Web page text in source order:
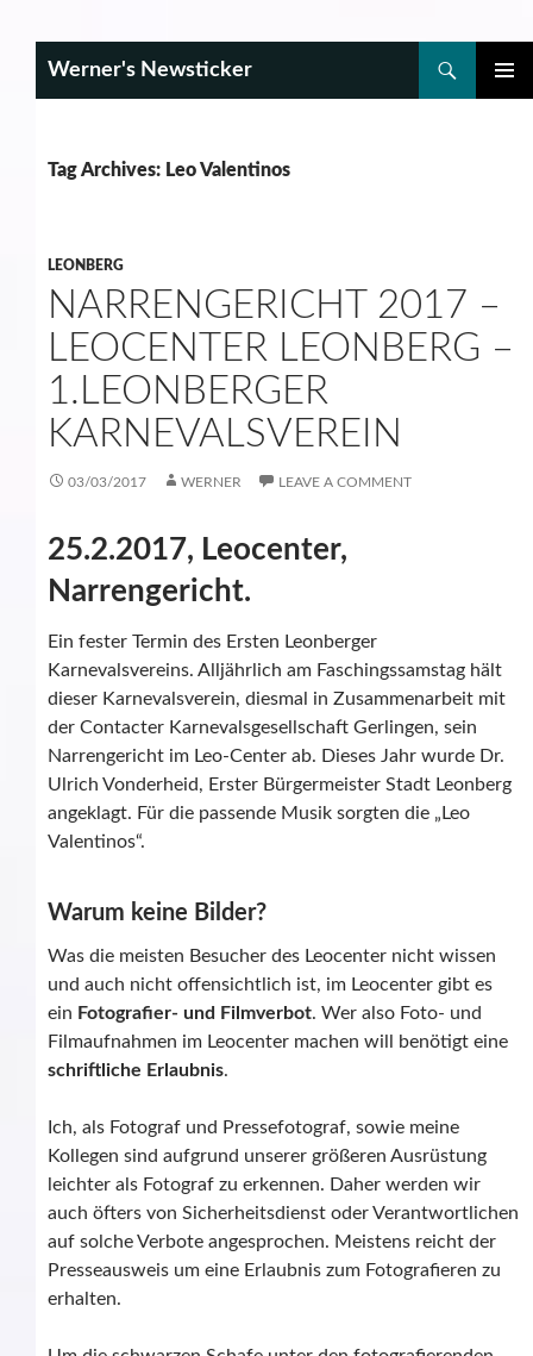
Werner's Newsticker
Tag Archives: Leo Valentinos
LEONBERG
NARRENGERICHT 2017 –
LEOCENTER LEONBERG –
1.LEONBERGER
KARNEVALSVEREIN
03/03/2017 WERNER LEAVE A COMMENT
25.2.2017, Leocenter,
Narrengericht.
Ein fester Termin des Ersten Leonberger
Karnevalsvereins. Alljährlich am Faschingssamstag hält
dieser Karnevalsverein, diesmal in Zusammenarbeit mit
der Contacter Karnevalsgesellschaft Gerlingen, sein
Narrengericht im Leo-Center ab. Dieses Jahr wurde Dr.
Ulrich Vonderheid, Erster Bürgermeister Stadt Leonberg
angeklagt. Für die passende Musik sorgten die „Leo
Valentinos“.
Warum keine Bilder?
Was die meisten Besucher des Leocenter nicht wissen
und auch nicht offensichtlich ist, im Leocenter gibt es
ein Fotografier- und Filmverbot. Wer also Foto- und
Filmaufnahmen im Leocenter machen will benötigt eine
schriftliche Erlaubnis.
Ich, als Fotograf und Pressefotograf, sowie meine
Kollegen sind aufgrund unserer größeren Ausrüstung
leichter als Fotograf zu erkennen. Daher werden wir
auch öfters von Sicherheitsdienst oder Verantwortlichen
auf solche Verbote angesprochen. Meistens reicht der
Presseausweis um eine Erlaubnis zum Fotografieren zu
erhalten.